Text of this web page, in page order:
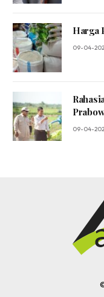
Harga
09-04-
Biasa!
09-04-